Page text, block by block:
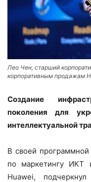
Лео Чен, старший
корпоративным продажам
Создание
поколения для
интеллектуальной
В своей
по маркетингу ИКТ
Huawei,